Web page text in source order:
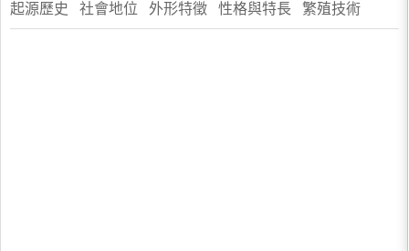
起源歷史 社會地位 外形特徵 性格與特長 繁殖技術